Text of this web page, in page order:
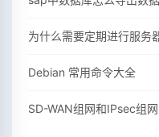
为什么需要定期进行服务
Debian 常用命令大全
SD-WAN组网和IPsec组网